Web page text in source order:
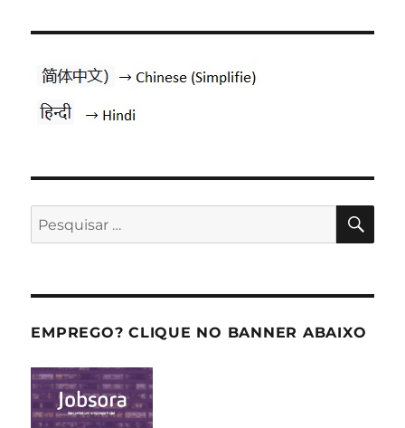
Pesquisar
por:
EMPREGO? CLIQUE NO BANNER ABAIXO